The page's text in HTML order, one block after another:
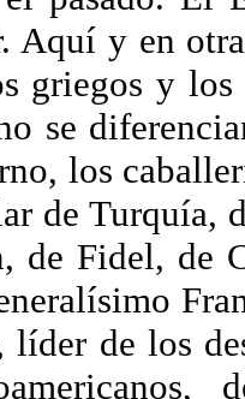
Aquí y en
griegos y
se
los
de Turquía,
de Fidel, de
líder de los